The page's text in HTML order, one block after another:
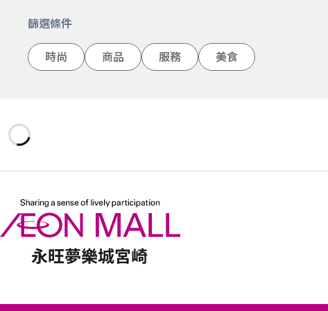
篩選條件
時尚 商品 服務 美食